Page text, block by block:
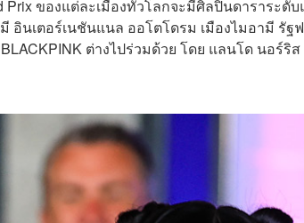
Prix ของแต่ละเมืองทั่วโลกจะมีศิลปินดาราระดั
อินเตอร์เนชันแนล ออโตโดรม เมืองไมอามี รัฐ
ต่างไปร่วมด้วย โดย แลนโด นอร์ริส